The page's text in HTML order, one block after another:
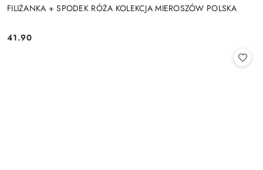
FILIŻANKA + SPODEK RÓŻA KOLEKCJA MIEROSZÓW POLSKA
Cena:
41.90